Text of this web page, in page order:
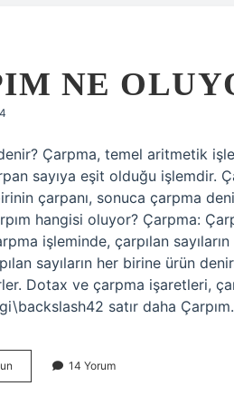
NE
Çarpma, temel aritmetik
sayıya eşit olduğu işlemdir.
çarpanı, sonuca çarpma
hangisi oluyor? Çarpma:
işleminde, çarpılan
sayıların her birine ürün
Dotax ve çarpma işaretleri,
satır daha
Ne
14 Yorum